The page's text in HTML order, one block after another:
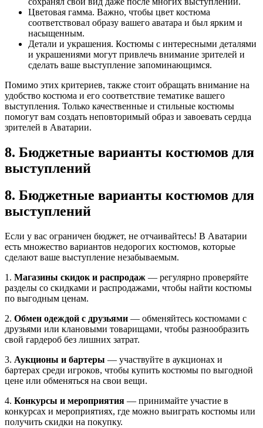
Цветовая гамма. Важно, чтобы цвет костюма
соответствовал образу вашего аватара и был ярким и
насыщенным.
Детали и украшения. Костюмы с интересными деталями
и украшениями могут привлечь внимание зрителей и
сделать ваше выступление запоминающимся.
Помимо этих критериев, также стоит обращать внимание на
удобство костюма и его соответствие тематике вашего
выступления. Только качественные и стильные костюмы
помогут вам создать неповторимый образ и завоевать сердца
зрителей в Аватарии.
8. Бюджетные варианты костюмов для
выступлений
8. Бюджетные варианты костюмов для
выступлений
Если у вас ограничен бюджет, не отчаивайтесь! В Аватарии
есть множество вариантов недорогих костюмов, которые
сделают ваше выступление незабываемым.
1. Магазины скидок и распродаж — регулярно проверяйте
разделы со скидками и распродажами, чтобы найти костюмы
по выгодным ценам.
2. Обмен одеждой с друзьями — обменяйтесь костюмами с
друзьями или клановыми товарищами, чтобы разнообразить
свой гардероб без лишних затрат.
3. Аукционы и бартеры — участвуйте в аукционах и
бартерах среди игроков, чтобы купить костюмы по выгодной
цене или обменяться на свои вещи.
4. Конкурсы и мероприятия — принимайте участие в
конкурсах и мероприятиях, где можно выиграть костюмы или
получить скидки на покупку.